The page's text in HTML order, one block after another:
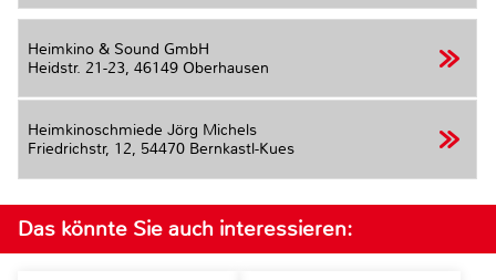
Heimkino & Sound GmbH
Heidstr. 21-23, 46149 Oberhausen
Heimkinoschmiede Jörg Michels
Friedrichstr, 12, 54470 Bernkastl-Kues
Das könnte Sie auch interessieren: